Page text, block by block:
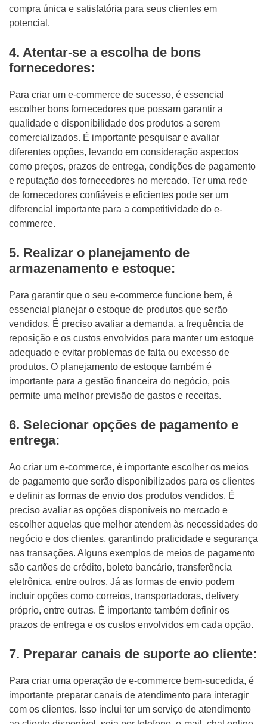
compra única e satisfatória para seus clientes em
potencial.
4. Atentar-se a escolha de bons
fornecedores:
Para criar um e-commerce de sucesso, é essencial
escolher bons fornecedores que possam garantir a
qualidade e disponibilidade dos produtos a serem
comercializados. É importante pesquisar e avaliar
diferentes opções, levando em consideração aspectos
como preços, prazos de entrega, condições de pagamento
e reputação dos fornecedores no mercado. Ter uma rede
de fornecedores confiáveis e eficientes pode ser um
diferencial importante para a competitividade do e-
commerce.
5. Realizar o planejamento de
armazenamento e estoque:
Para garantir que o seu e-commerce funcione bem, é
essencial planejar o estoque de produtos que serão
vendidos. É preciso avaliar a demanda, a frequência de
reposição e os custos envolvidos para manter um estoque
adequado e evitar problemas de falta ou excesso de
produtos. O planejamento de estoque também é
importante para a gestão financeira do negócio, pois
permite uma melhor previsão de gastos e receitas.
6. Selecionar opções de pagamento e
entrega:
Ao criar um e-commerce, é importante escolher os meios
de pagamento que serão disponibilizados para os clientes
e definir as formas de envio dos produtos vendidos. É
preciso avaliar as opções disponíveis no mercado e
escolher aquelas que melhor atendem às necessidades do
negócio e dos clientes, garantindo praticidade e segurança
nas transações. Alguns exemplos de meios de pagamento
são cartões de crédito, boleto bancário, transferência
eletrônica, entre outros. Já as formas de envio podem
incluir opções como correios, transportadoras, delivery
próprio, entre outras. É importante também definir os
prazos de entrega e os custos envolvidos em cada opção.
7. Preparar canais de suporte ao cliente:
Para criar uma operação de e-commerce bem-sucedida, é
importante preparar canais de atendimento para interagir
com os clientes. Isso inclui ter um serviço de atendimento